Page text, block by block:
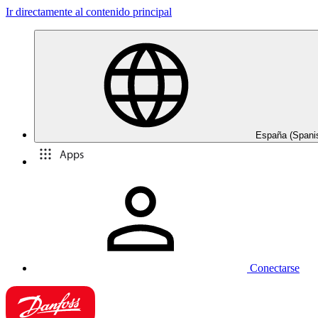
Ir directamente al contenido principal
España
Apps
Conectarse